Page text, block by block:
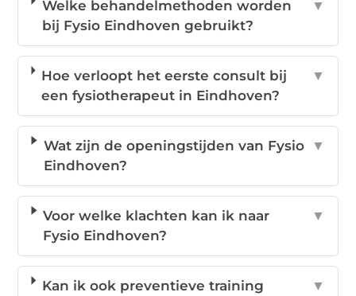
Welke behandelmethoden worden
bij Fysio Eindhoven gebruikt?
▼
Hoe verloopt het eerste consult bij
een fysiotherapeut in Eindhoven?
▼
Wat zijn de openingstijden van Fysio
Eindhoven?
▼
Voor welke klachten kan ik naar
Fysio Eindhoven?
▼
Kan ik ook preventieve training
▼